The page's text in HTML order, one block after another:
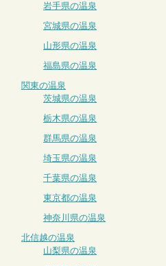
岩手県の温泉
宮城県の温泉
山形県の温泉
福島県の温泉
関東の温泉
茨城県の温泉
栃木県の温泉
群馬県の温泉
埼玉県の温泉
千葉県の温泉
東京都の温泉
神奈川県の温泉
北信越の温泉
山梨県の温泉